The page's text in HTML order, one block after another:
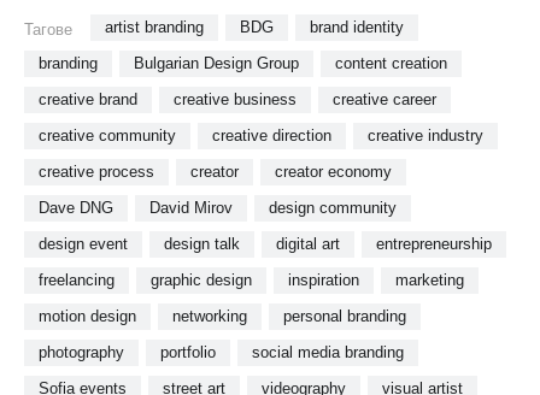
Тагове artist branding BDG
brand identity
branding
Bulgarian Design Group
content creation
creative brand
creative business
creative career
creative community
creative direction
creative industry
creative process
creator
creator economy
Dave DNG
David Mirov
design community
design event
design talk digital art
entrepreneurship
freelancing
graphic design inspiration
marketing
motion design
networking
personal branding
photography
portfolio
social media branding
Sofia events
street art videography visual artist